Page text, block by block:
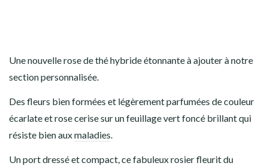
Une nouvelle rose de thé hybride étonnante à ajouter à notre
section personnalisée.
Des fleurs bien formées et légèrement parfumées de couleur
écarlate et rose cerise sur un feuillage vert foncé brillant qui
résiste bien auxmaladies.
Un port dressé et compact, ce fabuleux rosier fleurit du